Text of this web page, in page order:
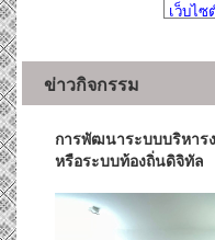
ข่าวกิจกรรม
การพัฒนาระบบบริหาร
หรือระบบท้องถิ่นดิจิทัล